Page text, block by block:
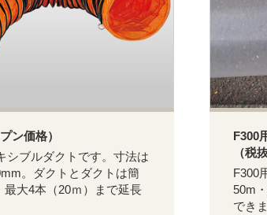
ン価格）
シブルダクトです。寸法は
。ダクトとダクトは簡
最大4本（20ｍ）まで延長
F300
（税
F300
50m
でき